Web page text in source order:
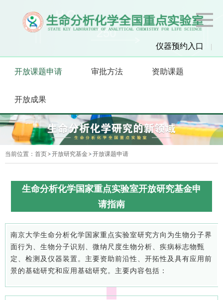
仪器预约入口 |
开放课题申请 审批方法 资助课题
开放成果
当前位置： 首页 开放研究基金 开放课题申请
生命分析化学国家重点实验室开放研究基金申
请指南
南京大学生命分析化学国家重点实验室研究方向为生物分子界
面行为、生物分子识别、微纳尺度生物分析、疾病标志物甄
定、检测及仪器装置。主要资助前沿性、开拓性及具有应用前
景的基础研究和应用基础研究。主要内容包括：